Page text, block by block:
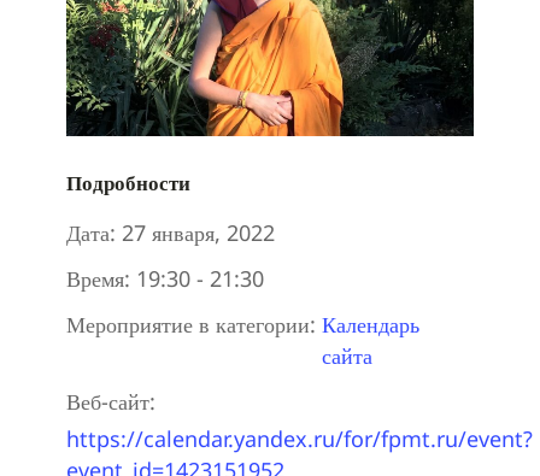
Подробности
Дата: 27 января, 2022
Время: 19:30 - 21:30
Мероприятие в категории: Календарь
сайта
Веб-сайт:
https://calendar.yandex.ru/for/fpmt.ru/event?
event_id=1423151952